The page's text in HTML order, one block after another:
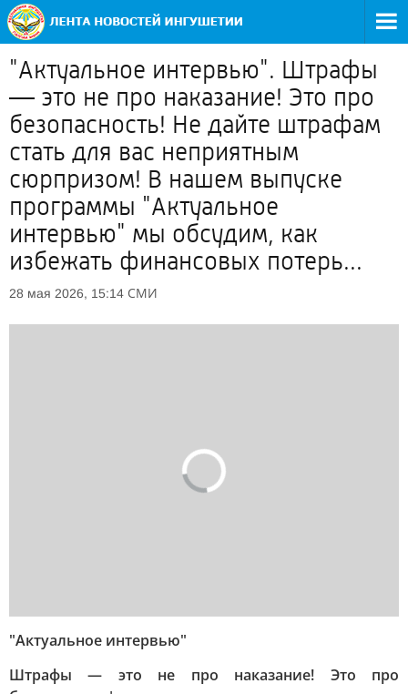
"Актуальное интервью". Штрафы
— это не про наказание! Это про
безопасность! Не дайте штрафам
стать для вас неприятным
сюрпризом! В нашем выпуске
программы "Актуальное
интервью" мы обсудим, как
избежать финансовых потерь...
28 мая 2026, 15:14 СМИ
"Актуальное интервью"
Штрафы — это не про наказание! Это про